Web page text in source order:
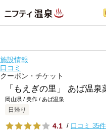
施設情報
口コミ
クーポン・チケット
「もえぎの里」 あば温泉
岡山県 / 美作 / あば温泉
日帰り
4.1 / 口コミ 35件